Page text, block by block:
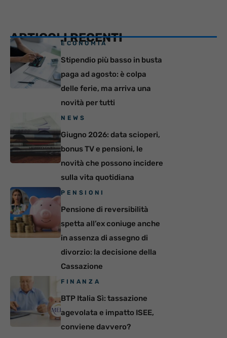
ARTICOLI RECENTI
ECONOMIA
Stipendio più basso in busta
paga ad agosto: è colpa
delle ferie, ma arriva una
novità per tutti
NEWS
Giugno 2026: data scioperi,
bonus TV e pensioni, le
novità che possono incidere
sulla vita quotidiana
PENSIONI
Pensione di reversibilità
spetta all’ex coniuge anche
in assenza di assegno di
divorzio: la decisione della
Cassazione
FINANZA
BTP Italia Sì: tassazione
agevolata e impatto ISEE,
conviene davvero?